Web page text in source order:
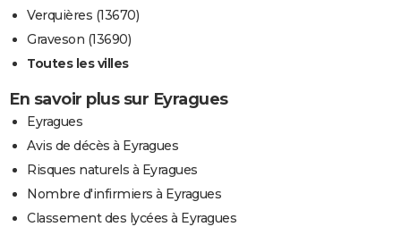
Verquières (13670)
Graveson (13690)
Toutes les villes
En savoir plus sur Eyragues
Eyragues
Avis de décès à Eyragues
Risques naturels à Eyragues
Nombre d'infirmiers à Eyragues
Classement des lycées à Eyragues